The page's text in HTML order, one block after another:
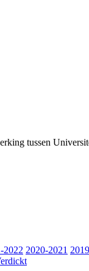
tussen
2022 2020-2021